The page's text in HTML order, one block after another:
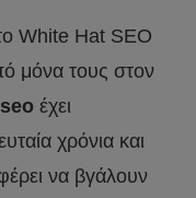
White Hat SEO
μόνα τους στον
έχει
χρόνια και
να βγάλουν